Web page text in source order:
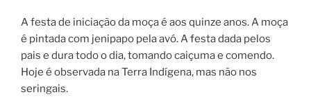
A festa de iniciação da moça é aos quinze anos. A moça
é pintada com jenipapo pela avó. A festa dada pelos
pais e dura todo o dia, tomando caiçuma e comendo.
Hoje é observada na Terra Indígena, mas não nos
seringais.